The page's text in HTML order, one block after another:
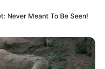
Never Meant To Be Seen!